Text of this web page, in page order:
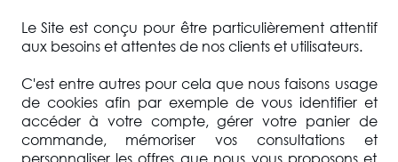
Le Site est conçu pour être particulièrement attentif
aux besoins et attentes de nos clients et utilisateurs.
C'est entre autres pour cela que nous faisons usage
de cookies afin par exemple de vous identifier et
accéder à votre compte, gérer votre panier de
commande, mémoriser vos consultations et
personnaliser les offres que nous vous proposons et